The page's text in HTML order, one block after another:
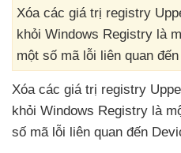
Xóa các giá trị registry
khỏi Windows Registry là
một số mã lỗi liên quan
Xóa các giá trị registry
khỏi Windows Registry là
số mã lỗi liên quan đến